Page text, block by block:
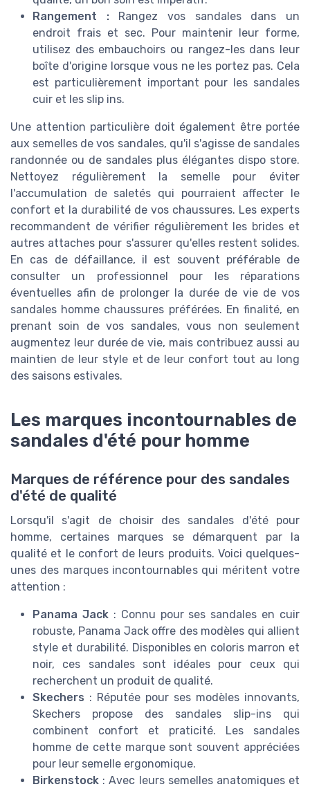
Rangement : Rangez vos sandales dans un
endroit frais et sec. Pour maintenir leur forme,
utilisez des embauchoirs ou rangez-les dans leur
boîte d'origine lorsque vous ne les portez pas. Cela
est particulièrement important pour les sandales
cuir et les slip ins.
Une attention particulière doit également être portée
aux semelles de vos sandales, qu'il s'agisse de sandales
randonnée ou de sandales plus élégantes dispo store.
Nettoyez régulièrement la semelle pour éviter
l'accumulation de saletés qui pourraient affecter le
confort et la durabilité de vos chaussures. Les experts
recommandent de vérifier régulièrement les brides et
autres attaches pour s'assurer qu'elles restent solides.
En cas de défaillance, il est souvent préférable de
consulter un professionnel pour les réparations
éventuelles afin de prolonger la durée de vie de vos
sandales homme chaussures préférées. En finalité, en
prenant soin de vos sandales, vous non seulement
augmentez leur durée de vie, mais contribuez aussi au
maintien de leur style et de leur confort tout au long
des saisons estivales.
Les marques incontournables de
sandales d'été pour homme
Marques de référence pour des sandales
d'été de qualité
Lorsqu'il s'agit de choisir des sandales d'été pour
homme, certaines marques se démarquent par la
qualité et le confort de leurs produits. Voici quelques-
unes des marques incontournables qui méritent votre
attention :
Panama Jack: Connu pour ses sandales en cuir
robuste, Panama Jack offre des modèles qui allient
style et durabilité. Disponibles en coloris marron et
noir, ces sandales sont idéales pour ceux qui
recherchent un produit de qualité.
Skechers : Réputée pour ses modèles innovants,
Skechers propose des sandales slip-ins qui
combinent confort et praticité. Les sandales
homme de cette marque sont souvent appréciées
pour leur semelle ergonomique.
Birkenstock : Avec leurs semelles anatomiques et